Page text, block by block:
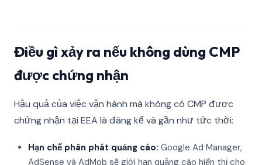
Điều gì xảy ra nếu không dùng CMP
được chứng nhận
Hậu quả của việc vận hành mà không có CMP được
chứng nhận tại EEA là đáng kể và gần như tức thời:
Hạn chế phân phát quảng cáo: Google Ad Manager,
AdSense và AdMob sẽ giới hạn quảng cáo hiển thị cho